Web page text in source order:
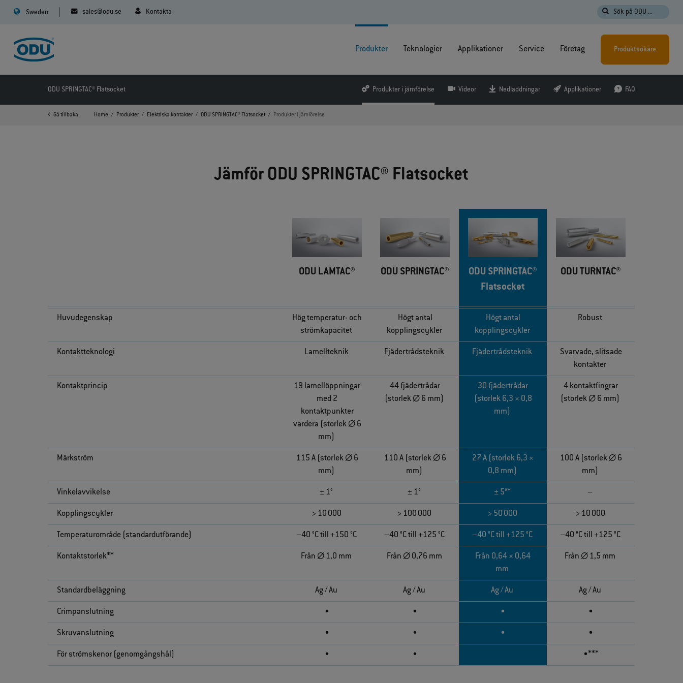
Sweden sales@odu.se Kontakta Sök på ODU ...
Produkter Teknologier Applikationer Service Företag Produktsökare
ODU SPRINGTAC® Flatsocket Produkter i jämförelse Videor Nedladdningar Applikationer FAQ
Gå tillbaka Home Produkter Elektriska kontakter ODU SPRINGTAC® Flatsocket Produkter i jämförelse
Jämför ODU SPRINGTAC® Flatsocket
ODU LAMTAC® ODU SPRINGTAC®
ODU SPRINGTAC®
Flatsocket
ODU TURNTAC®
Huvudegenskap
Hög temperatur‑ och
strömkapacitet
Högt antal
kopplingscykler
Högt antal
kopplingscykler
Robust
Kontaktteknologi Lamellteknik Fjädertrådsteknik Fjädertrådsteknik
Svarvade, slitsade
kontakter
Kontaktprincip
19 lamellöppningar
med 2
kontaktpunkter
vardera (storlek ∅ 6
mm)
44 fjädertrådar
(storlek ∅ 6 mm)
30 fjädertrådar
(storlek 6,3 × 0,8
mm)
4 kontaktfingrar
(storlek ∅ 6 mm)
Märkström
115 A (storlek ∅ 6
mm)
110 A (storlek ∅ 6
mm)
27 A (storlek 6,3 ×
0,8 mm)
100 A (storlek ∅ 6
mm)
Vinkelavvikelse ± 1° ± 1° ± 5°* –
Kopplingscykler > 10 000 > 100 000 > 50 000 > 10 000
Temperaturområde (standardutförande) –40 °C till +150 °C –40 °C till +125 °C –40 °C till +125 °C –40 °C till +125 °C
Kontaktstorlek** Från ∅ 1,0 mm Från ∅ 0,76 mm
Från 0,64 × 0,64
mm
Från ∅ 1,5 mm
Standardbeläggning Ag / Au Ag / Au Ag / Au Ag / Au
Crimpanslutning • • • •
Skruvanslutning • • • •
För strömskenor (genomgångshål) • • •***